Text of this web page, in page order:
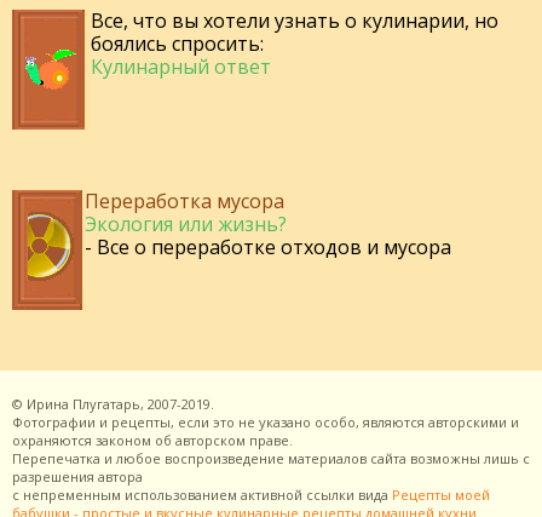
Все, что вы хотели узнать о кулинарии, но
боялись спросить:
Кулинарный ответ
Переработка мусора
Экология или жизнь?
- Все о переработке отходов и мусора
© Ирина Плугатарь, 2007-2019.
Фотографии и рецепты, если это не указано особо, являются авторскими и
охраняются законом об авторском праве.
Перепечатка и любое воспроизведение материалов сайта возможны лишь с
разрешения автора
с непременным использованием активной ссылки вида Рецепты моей
бабушки - простые и вкусные кулинарные рецепты домашней кухни